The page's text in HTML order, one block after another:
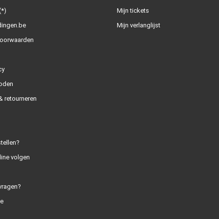
retourneren
volgen
Mijn tickets
Mijn verlanglijst